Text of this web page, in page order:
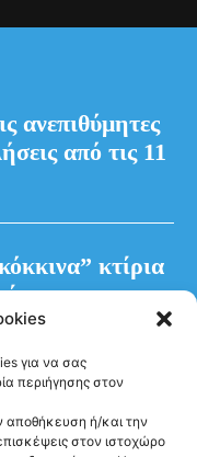
για να σας
περιήγησης στον
αποθήκευση ή/και την
στον ιστοχώρο
ανεπιθύμητες
από τις 11
κτίρια
για τη